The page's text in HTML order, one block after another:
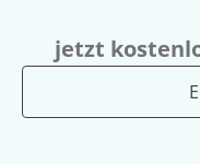
jetzt